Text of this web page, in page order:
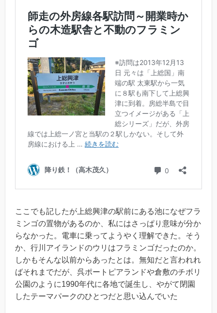
ここでも記したが上総興津の駅前にある池になぜフラ
ミンゴの置物があるのか、私にはさっぱり意味が分か
らなかった。電車に乗ってようやく理解できた。そう
か、行川アイランドのウリはフラミンゴだったのか。
しかもそんな以前からあったとは。無知だと言われれ
ばそれまでだが、呉ポートピアランドや倉敷のチボリ
公園のように1990年代に各地で誕生し、やがて閉園
したテーマパークのひとつだと思い込んでいた